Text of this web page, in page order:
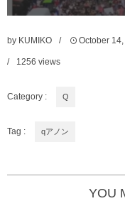
by KUMIKO October 14
1256 views
Category : Q
Tag : qアノン
YOU